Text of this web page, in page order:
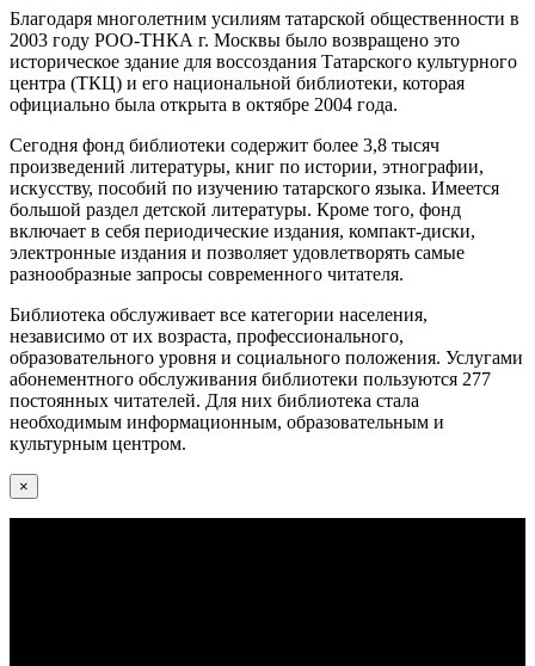
Благодаря многолетним усилиям татарской общественности в
2003 году РОО-ТНКА г. Москвы было возвращено это
историческое здание для воссоздания Татарского культурного
центра (ТКЦ) и его национальной библиотеки, которая
официально была открыта в октябре 2004 года.
Сегодня фонд библиотеки содержит более 3,8 тысяч
произведений литературы, книг по истории, этнографии,
искусству, пособий по изучению татарского языка. Имеется
большой раздел детской литературы. Кроме того, фонд
включает в себя периодические издания, компакт-диски,
электронные издания и позволяет удовлетворять самые
разнообразные запросы современного читателя.
Библиотека обслуживает все категории населения,
независимо от их возраста, профессионального,
образовательного уровня и социального положения. Услугами
абонементного обслуживания библиотеки пользуются 277
постоянных читателей. Для них библиотека стала
необходимым информационным, образовательным и
культурным центром.
×